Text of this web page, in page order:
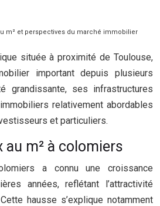
m² et perspectives du marché immobilier
située à proximité de Toulouse,
important depuis plusieurs
grandissante, ses infrastructures
relativement abordables
et particuliers.
au m² à colomiers
a connu une croissance
années, reflétant l’attractivité
hausse s’explique notamment